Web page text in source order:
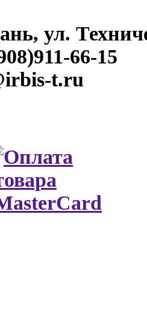
ул.
66-15
t.ru